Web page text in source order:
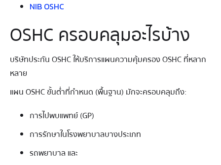
NIB OSHC
OSHC ครอบคลุมอะไรบ้าง
บริษัทประกัน OSHC ให้บริการแผนความคุ้มครอง OSHC ที่หลาก
หลาย
แผน OSHC ขั้นต่ำที่กําหนด (พื้นฐาน) มักจะครอบคลุมถึง:
การไปพบแพทย์ (GP)
การรักษาในโรงพยาบาลบางประเภท
รถพยาบาล และ